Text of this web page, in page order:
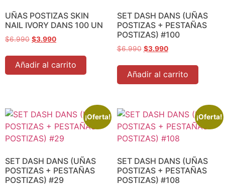
UÑAS POSTIZAS SKIN
NAIL IVORY DANS 100 UN
$6.990 $3.990
Añadir al carrito
SET DASH DANS (UÑAS
POSTIZAS + PESTAÑAS
POSTIZAS) #100
$6.990 $3.990
Añadir al carrito
¡Oferta!
SET DASH DANS (UÑAS
POSTIZAS + PESTAÑAS
POSTIZAS) #29
¡Oferta!
SET DASH DANS (UÑAS
POSTIZAS + PESTAÑAS
POSTIZAS) #108